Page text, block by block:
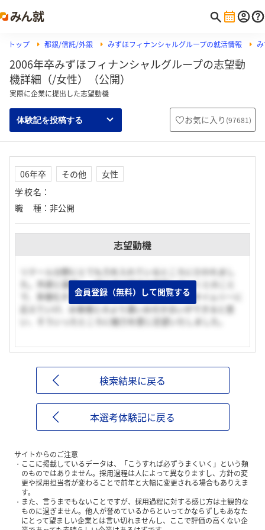
トップ 都銀/信託/外銀 みずほフィナンシャルグループの就活情報
2006年卒みずほフィナンシャルグループの志望動
機詳細（/女性）（公開）
実際に企業に提出した志望動機
体験記を投稿する お気に入り (97681)
06年卒 その他
女性
学校名 ：
職種 ： 非公開
志望動機
リテール分野にとても力を入れているところにひかれまし
た。外資と提携し、個人向け商品を開発していくとのこと
で、多様化するお客様のニーズに的確に、かつタイムリーに
応えていけ、お客様とのより濃いお付き合いができると思
い、そういったところに魅力を感じ志望いたしました。
会員登録（無料）して閲覧する
検索結果に戻る
本選考体験記に戻る
サイトからのご注意
ここに掲載しているデータは、「こうすれば必ずうまくいく」という類
のものではありません。採用過程は人によって異なりますし、方針の変
更や採用担当者が変わることで前年と大幅に変更される場合もありえま
す。
また、言うまでもないことですが、採用過程に対する感じ方は主観的な
ものに過ぎません。他人が誉めているからといってかならずしもあなた
にとって望ましい企業とは言い切れませんし、ここで評価の高くない企